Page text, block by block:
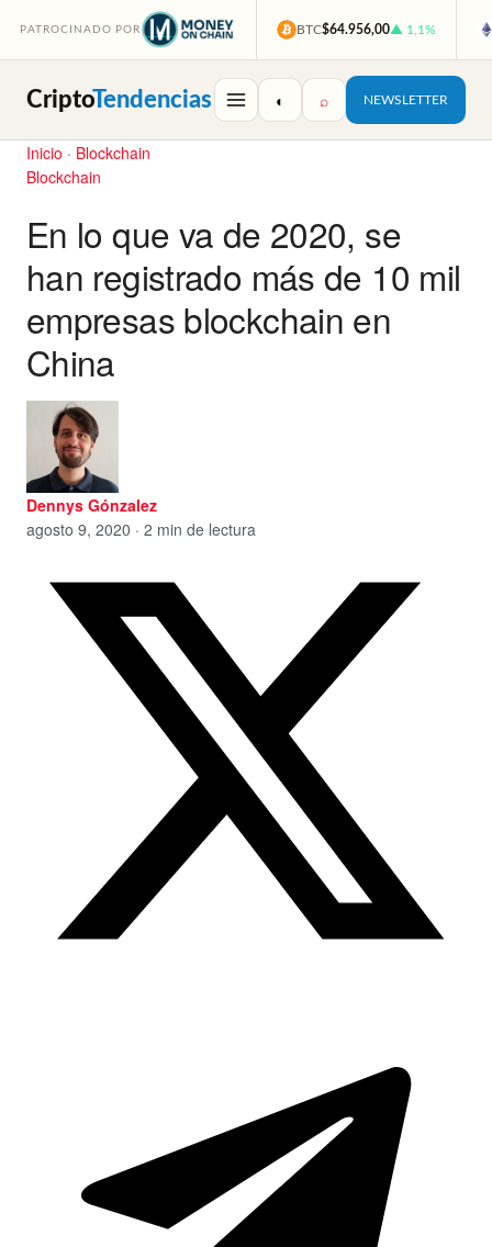
PATROCINADO POR BTC$64.956,00▲ 1,1%
CriptoTendencias ◐ ⌕ NEWSLETTER
Inicio · Blockchain
Blockchain
En lo que va de 2020, se
han registrado más de 10 mil
empresas blockchain en
China
Dennys Gónzalez
agosto 9, 2020 · 2 min de lectura